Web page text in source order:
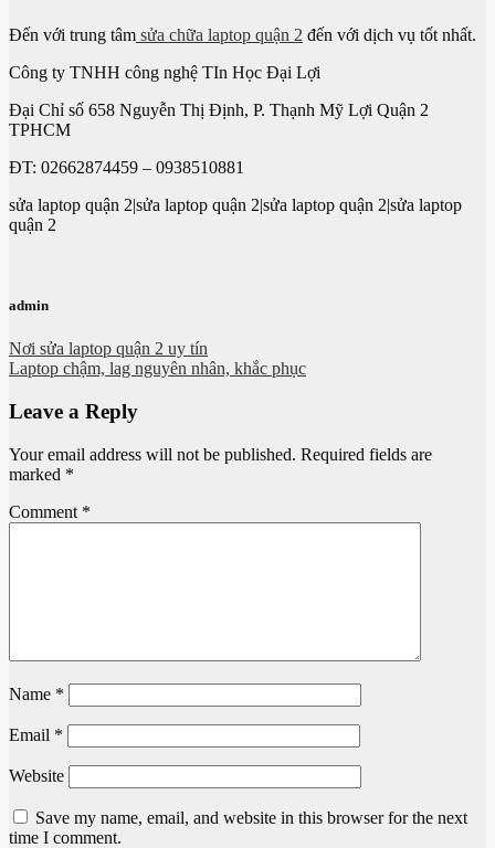
Đến với trung tâm sửa chữa laptop quận 2 đến với dịch vụ tốt nhất.
Công ty TNHH công nghệ TIn Học Đại Lợi
Đại Chỉ số 658 Nguyễn Thị Định, P. Thạnh Mỹ Lợi Quận 2
TPHCM
ĐT: 02662874459 – 0938510881
sửa laptop quận 2|sửa laptop quận 2|sửa laptop quận 2|sửa laptop
quận 2
admin
Nơi sửa laptop quận 2 uy tín
Laptop chậm, lag nguyên nhân, khắc phục
Leave a Reply
Your email address will not be published. Required fields are
marked *
Comment *
Name *
Email *
Website
Save my name, email, and website in this browser for the next
time I comment.